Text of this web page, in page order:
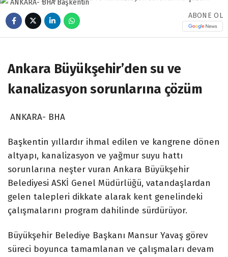
ABONE OL
Ankara Büyükşehir’den su ve
kanalizasyon sorunlarına çözüm
ANKARA- BHA
Başkentin yıllardır ihmal edilen ve kangrene dönen
altyapı, kanalizasyon ve yağmur suyu hattı
sorunlarına neşter vuran Ankara Büyükşehir
Belediyesi ASKİ Genel Müdürlüğü, vatandaşlardan
gelen talepleri dikkate alarak kent genelindeki
çalışmalarını program dahilinde sürdürüyor.
Büyükşehir Belediye Başkanı Mansur Yavaş görev
süreci boyunca tamamlanan ve çalışmaları devam